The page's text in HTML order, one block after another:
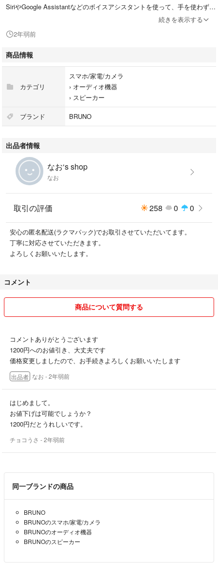
SiriやGoogle Assistantなどのボイスアシスタントを使って、手を使わずに
音楽再生やタイマーの設定などができるスピーカーです。
リブポット BDE046-GD RIBPOT
ブルーノ BRUNO ワイヤレス
#BRUNO
#ブルーノ
#コンパクト
#ワイヤレス
続きを表示する
2年弱前
商品情報
カテゴリ
スマホ/家電/カメラ
› オーディオ機器
› スピーカー
ブランド BRUNO
出品者情報
なお‘s shop
なお
取引の評価 258 0 0
安心の匿名配送(ラクマパック)でお取引させていただいてます。
丁寧に対応させていただきます。
よろしくお願いいたします。
コメント
商品について質問する
コメントありがとうございます
1200円へのお値引き、大丈夫です
価格変更しましたので、お手続きよろしくお願いいたします
出品者 なお - 2年弱前
はじめまして。
お値下げは可能でしょうか？
1200円だとうれしいです。
チョコうさ - 2年弱前
同一ブランドの商品
BRUNO
BRUNOのスマホ/家電/カメラ
BRUNOのオーディオ機器
BRUNOのスピーカー